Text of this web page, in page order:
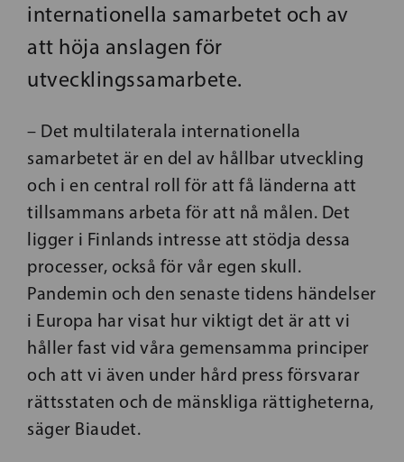
internationella samarbetet och av
att höja anslagen för
utvecklingssamarbete.
– Det multilaterala internationella
samarbetet är en del av hållbar utveckling
och i en central roll för att få länderna att
tillsammans arbeta för att nå målen. Det
ligger i Finlands intresse att stödja dessa
processer, också för vår egen skull.
Pandemin och den senaste tidens händelser
i Europa har visat hur viktigt det är att vi
håller fast vid våra gemensamma principer
och att vi även under hård press försvarar
rättsstaten och de mänskliga rättigheterna,
säger Biaudet.